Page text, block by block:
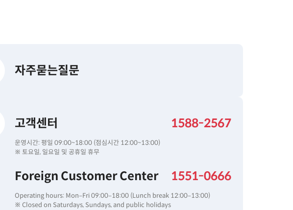
자주묻는질문
고객센터 1588-2567
운영시간: 평일 09:00~18:00 (점심시간 12:00~13:00)
※ 토요일, 일요일 및 공휴일 휴무
Foreign Customer Center 1551-0666
Operating hours: Mon–Fri 09:00–18:00 (Lunch break 12:00–13:00)
※ Closed on Saturdays, Sundays, and public holidays